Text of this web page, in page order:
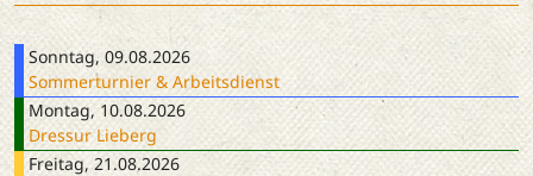
Sonntag, 09.08.2026
Sommerturnier & Arbeitsdienst
Montag, 10.08.2026
Dressur Lieberg
Freitag, 21.08.2026